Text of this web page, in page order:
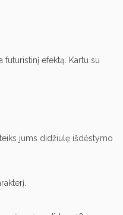
efektą. Kartu su
jums didžiulę išdėstymo